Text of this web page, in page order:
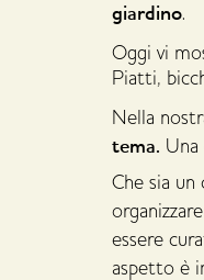
giardino.
Oggi vi
Piatti,
Nella
tema. Una
Che sia un
essere
aspetto è